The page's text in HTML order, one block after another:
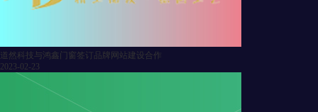
道然科技与鸿鑫门窗签订品牌网站建设合作
2023-02-23